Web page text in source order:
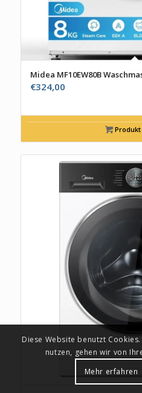
Midea MF10EW80B
€324,00
Produkt
Diese Website benutzt
nutzen, gehen wir von
Mehr erfahren